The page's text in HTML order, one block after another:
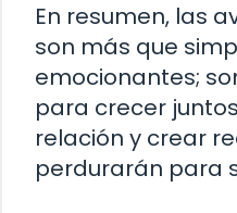
En resumen, las
son más que
emocionantes;
para crecer
relación y crear
perdurarán para